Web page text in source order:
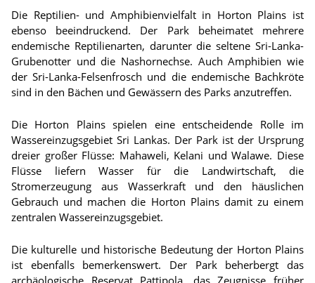
Die Reptilien- und Amphibienvielfalt in Horton Plains ist
ebenso beeindruckend. Der Park beheimatet mehrere
endemische Reptilienarten, darunter die seltene Sri-Lanka-
Grubenotter und die Nashornechse. Auch Amphibien wie
der Sri-Lanka-Felsenfrosch und die endemische Bachkröte
sind in den Bächen und Gewässern des Parks anzutreffen.
Die Horton Plains spielen eine entscheidende Rolle im
Wassereinzugsgebiet Sri Lankas. Der Park ist der Ursprung
dreier großer Flüsse: Mahaweli, Kelani und Walawe. Diese
Flüsse liefern Wasser für die Landwirtschaft, die
Stromerzeugung aus Wasserkraft und den häuslichen
Gebrauch und machen die Horton Plains damit zu einem
zentralen Wassereinzugsgebiet.
Die kulturelle und historische Bedeutung der Horton Plains
ist ebenfalls bemerkenswert. Der Park beherbergt das
archäologische Reservat Pattipola, das Zeugnisse früher